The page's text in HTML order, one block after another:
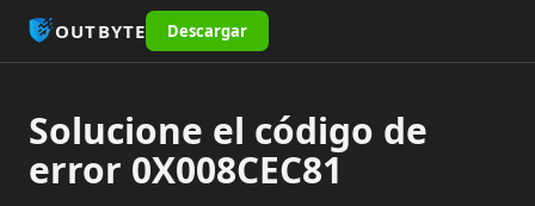
OUTBYTE Descargar
Solucione el código de
error 0X008CEC81